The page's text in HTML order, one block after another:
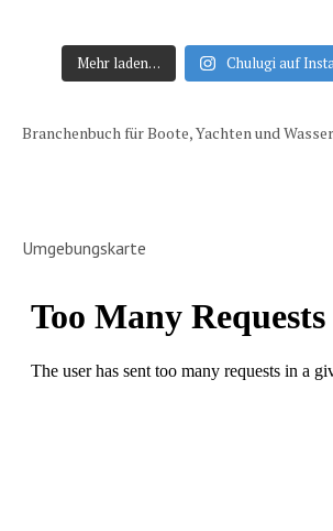
Mehr laden… Chulugi auf
Branchenbuch für Boote, Yachten und
Umgebungskarte